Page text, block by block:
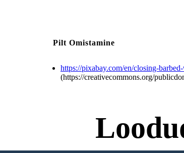
pixabay.com/en/closing-barbed-wire-iron-metal-1373306/) - gisoft - License: Free for Commercial Use / No Attribution
strategia per depredare le paure per giustificare l'EO
Pilt Omistamine
https://pixabay.com/en/closing-
(https://creativecommons.org/